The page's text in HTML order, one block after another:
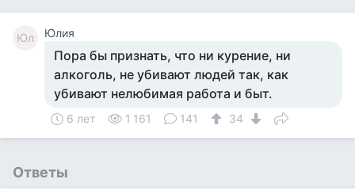
Юл Юлия
Пора бы признать, что ни курение, ни
алкоголь, не убивают людей так, как
убивают нелюбимая работа и быт.
6 лет 1 161 141 34
Ответы